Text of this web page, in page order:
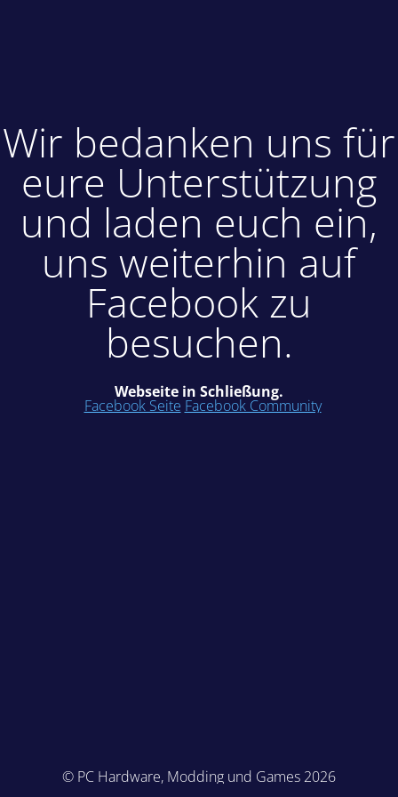
Wir bedanken uns für
eure Unterstützung
und laden euch ein,
uns weiterhin auf
Facebook zu
besuchen.
Webseite in Schließung.
Facebook Seite Facebook Community
© PC Hardware, Modding und Games 2026